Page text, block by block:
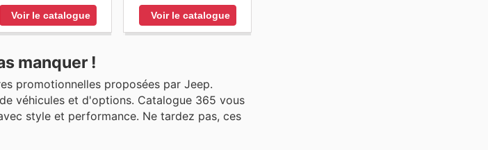
Voir le catalogue Voir le catalogue
manquer !
promotionnelles proposées par Jeep.
véhicules et d'options. Catalogue 365 vous
style et performance. Ne tardez pas, ces